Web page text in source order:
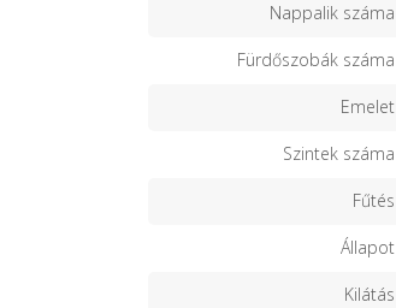
Nappalik száma
Fürdőszobák száma
Emelet
Szintek száma
Fűtés
Állapot
Kilátás